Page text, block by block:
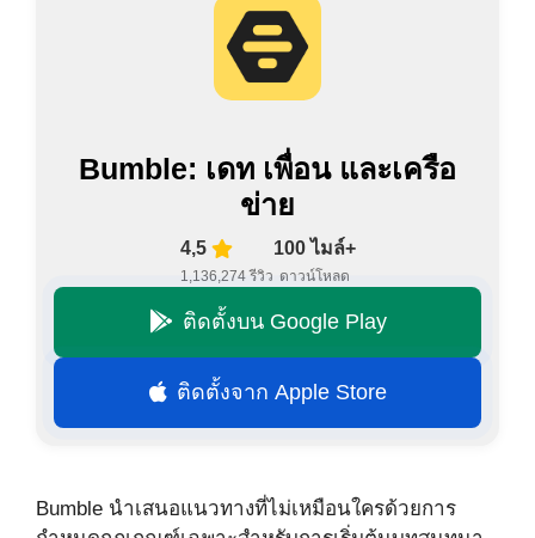
Bumble: เดท เพื่อน และเครือ
ข่าย
4,5
1,136,274 รีวิว
100 ไมล์+
ดาวน์โหลด
ติดตั้งบน Google Play
ติดตั้งจาก Apple Store
Bumble นำเสนอแนวทางที่ไม่เหมือนใครด้วยการ